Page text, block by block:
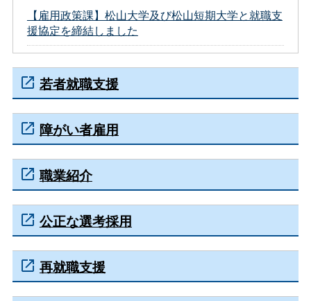
【雇用政策課】松山大学及び松山短期大学と就職支
援協定を締結しました
若者就職支援
障がい者雇用
職業紹介
公正な選考採用
再就職支援